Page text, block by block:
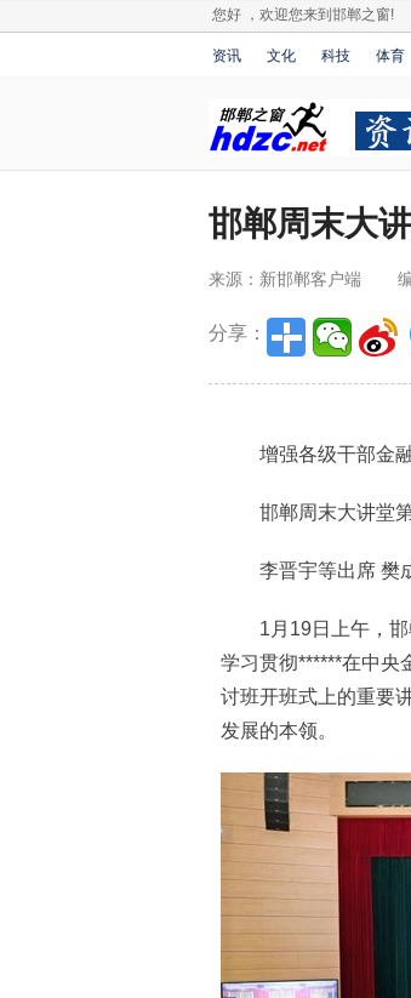
您好 ，欢迎您来到邯郸之窗!
资讯 文化 科技 体育
邯郸周末大
来源：新邯郸客户端
分享：
增强各级干部金融
邯郸周末大讲堂第
李晋宇等出席 樊
1月19日上午，邯
学习贯彻******在中央
讨班开班式上的重要
发展的本领。